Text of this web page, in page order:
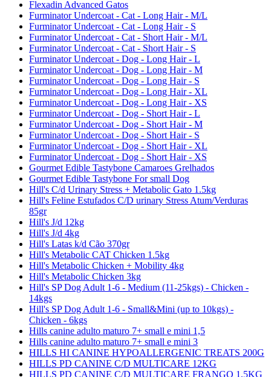
Flexadin Advanced Gatos
Furminator Undercoat - Cat - Long Hair - M/L
Furminator Undercoat - Cat - Long Hair - S
Furminator Undercoat - Cat - Short Hair - M/L
Furminator Undercoat - Cat - Short Hair - S
Furminator Undercoat - Dog - Long Hair - L
Furminator Undercoat - Dog - Long Hair - M
Furminator Undercoat - Dog - Long Hair - S
Furminator Undercoat - Dog - Long Hair - XL
Furminator Undercoat - Dog - Long Hair - XS
Furminator Undercoat - Dog - Short Hair - L
Furminator Undercoat - Dog - Short Hair - M
Furminator Undercoat - Dog - Short Hair - S
Furminator Undercoat - Dog - Short Hair - XL
Furminator Undercoat - Dog - Short Hair - XS
Gourmet Edible Tastybone Camaroes Grelhados
Gourmet Edible Tastybone For small Dog
Hill's C/d Urinary Stress + Metabolic Gato 1.5kg
Hill's Feline Estufados C/D urinary Stress Atum/Verduras
85gr
Hill's J/d 12kg
Hill's J/d 4kg
Hill's Latas k/d Cão 370gr
Hill's Metabolic CAT Chicken 1.5kg
Hill's Metabolic Chicken + Mobility 4kg
Hill's Metabolic Chicken 3kg
Hill's SP Dog Adult 1-6 - Medium (11-25kgs) - Chicken -
14kgs
Hill's SP Dog Adult 1-6 - Small&Mini (up to 10kgs) -
Chicken - 6kgs
Hills canine adulto maturo 7+ small e mini 1,5
Hills canine adulto maturo 7+ small e mini 3
HILLS HI CANINE HYPOALLERGENIC TREATS 200G
HILLS PD CANINE C/D MULTICARE 12KG
HILLS PD CANINE C/D MULTICARE FRANGO 1,5KG